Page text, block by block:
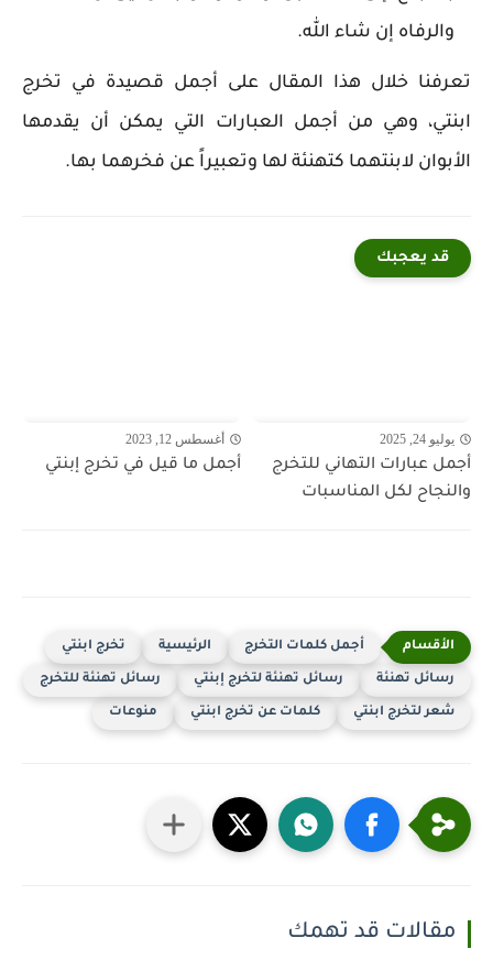
والرفاه إن شاء الله.
تعرفنا خلال هذا المقال على أجمل قصيدة في تخرج
ابنتي، وهي من أجمل العبارات التي يمكن أن يقدمها
الأبوان لابنتهما كتهنئة لها وتعبيراً عن فخرهما بها.
قد يعجبك
يوليو 24, 2025
أجمل عبارات التهاني للتخرج
والنجاح لكل المناسبات
أغسطس 12, 2023
أجمل ما قيل في تخرج إبنتي
أجمل كلمات التخرج الرئيسية تخرج ابنتي
رسائل تهنئة رسائل تهنئة لتخرج إبنتي رسائل تهنئة للتخرج
شعر لتخرج ابنتي كلمات عن تخرج ابنتي منوعات
مقالات قد تهمك